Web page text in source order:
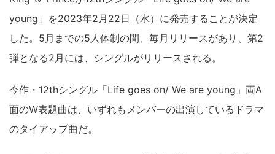
young」を2023年2月22日（水）に発売することが決定
した。5月までの5人体制の間、毎月リリースがあり、第2
弾となる2月には、シングルがリリースされる。
今作・12thシングル「Life goes on/ We are young」両A
面のW表題曲は、いずれもメンバーの出演しているドラマ
のタイアップ曲だ。